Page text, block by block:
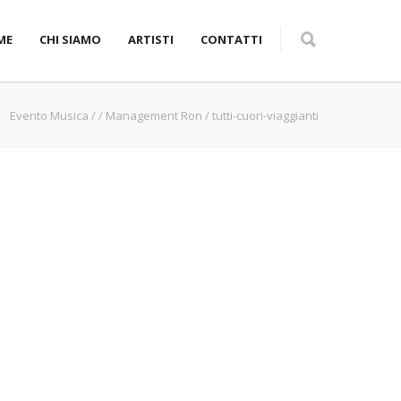
CHI SIAMO ARTISTI CONTATTI
Evento Musica // Management Ron /tutti-cuori-viaggianti